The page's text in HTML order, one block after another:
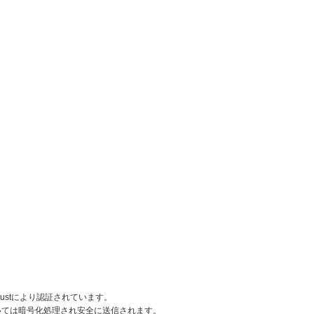
により認証されています。
は暗号化処理され安全に送信されます。